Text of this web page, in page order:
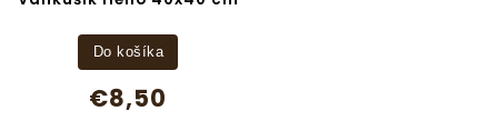
€8,50
Do košíka